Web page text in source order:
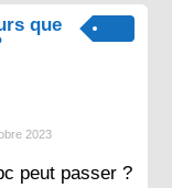
que
2023
peut passer ?